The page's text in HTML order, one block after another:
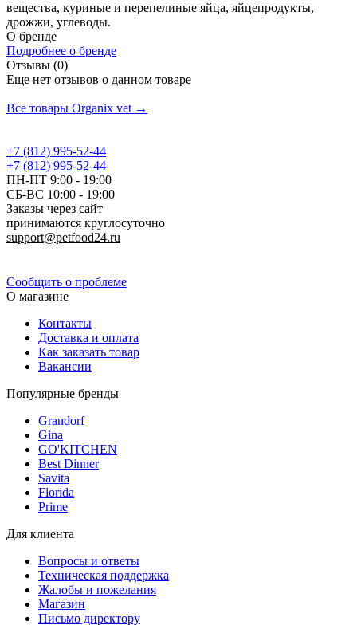
вещества, куриные и перепелиные яйца, яйцепродукты,
дрожжи, углеводы.
О бренде
Подробнее о бренде
Отзывы (0)
Еще нет отзывов о данном товаре
Все товары Organix vet →
+7 (812) 995-52-44
+7 (812) 995-52-44
ПН-ПТ 9:00 - 19:00
СБ-ВС 10:00 - 19:00
Заказы через сайт
принимаются круглосуточно
support@petfood24.ru
Сообщить о проблеме
О магазине
Контакты
Доставка и оплата
Как заказать товар
Вакансии
Популярные бренды
Grandorf
Gina
GO'KITCHEN
Best Dinner
Savita
Florida
Prime
Для клиента
Вопросы и ответы
Техническая поддержка
Жалобы и пожелания
Магазин
Письмо директору